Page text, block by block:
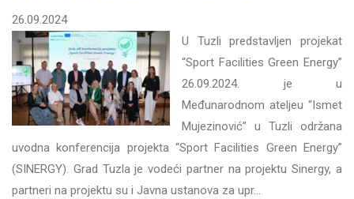
26.09.2024
U Tuzli predstavljen projekat
“Sport Facilities Green Energy”
26.09.2024. je u
Međunarodnom ateljeu “Ismet
Mujezinović” u Tuzli održana
uvodna konferencija projekta “Sport Facilities Green Energy”
(SINERGY). Grad Tuzla je vodeći partner na projektu Sinergy, a
partneri na projektu su i Javna ustanova za upr...